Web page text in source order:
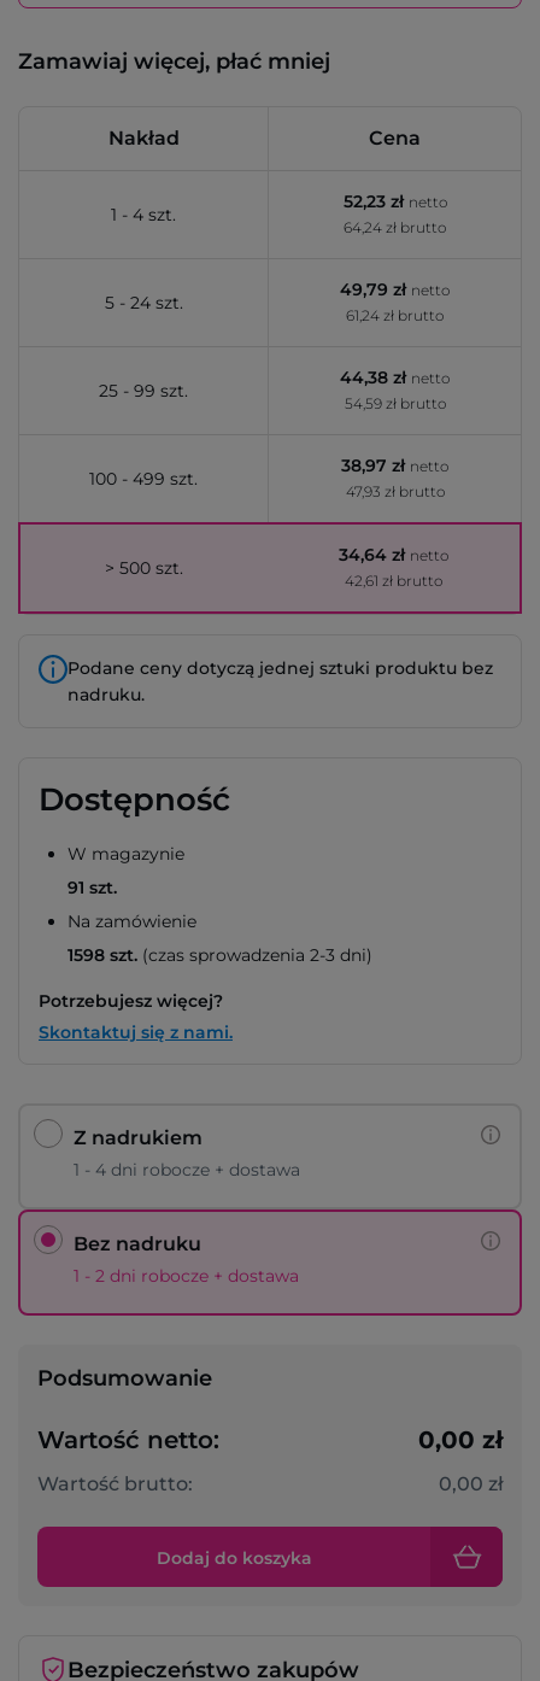
Zamawiaj więcej, płać mniej
Nakład Cena
1 - 4 szt.
52,23 zł netto
64,24 zł brutto
5 - 24 szt.
49,79 zł netto
61,24 zł brutto
25 - 99 szt.
44,38 zł netto
54,59 zł brutto
100 - 499 szt.
38,97 zł netto
47,93 zł brutto
> 500 szt.
34,64 zł netto
42,61 zł brutto
Podane ceny dotyczą jednej sztuki produktu bez
nadruku.
Dostępność
W magazynie
91 szt.
Na zamówienie
1598 szt. (czas sprowadzenia 2-3 dni)
Potrzebujesz więcej?
Skontaktuj się z nami.
Z nadrukiem
1 - 4 dni robocze + dostawa
Bez nadruku
1 - 2 dni robocze + dostawa
Podsumowanie
Wartość netto: 0,00 zł
Wartość brutto: 0,00 zł
Dodaj do koszyka
Bezpieczeństwo zakupów